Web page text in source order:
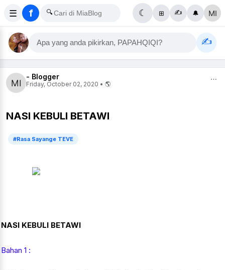
☰ f 🔍 ☾ ⊞ ✍️ 🔔
Apa yang anda pikirkan, PAPAHQIQI? ✍️
- Blogger
Friday, October 02, 2020 • 🌎
⋯
NASI KEBULI BETAWI
#Rasa Sayange TEVE
NASI KEBULI BETAWI
Bahan 1 :